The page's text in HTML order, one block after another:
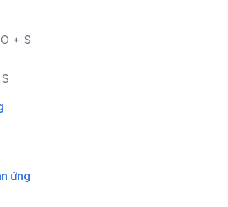
O + S
S
ứng